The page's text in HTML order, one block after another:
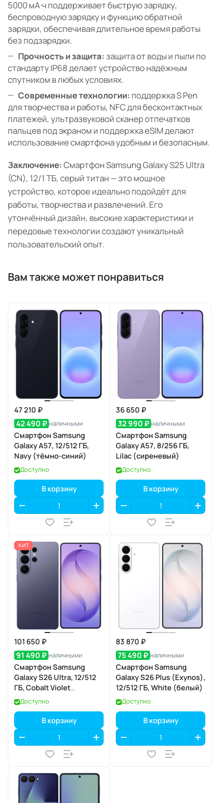
5000 мА·ч поддерживает быструю зарядку,
беспроводную зарядку и функцию обратной
зарядки, обеспечивая длительное время работы
без подзарядки.
Прочность и защита: защита от воды и пыли по
стандарту IP68 делает устройство надёжным
спутником в любых условиях.
Современные технологии: поддержка S Pen
для творчества и работы, NFC для бесконтактных
платежей, ультразвуковой сканер отпечатков
пальцев под экраном и поддержка eSIM делают
использование смартфона удобным и безопасным.
Заключение: Смартфон Samsung Galaxy S25 Ultra
(CN), 12/1 ТБ, серый титан — это мощное
устройство, которое идеально подойдёт для
работы, творчества и развлечений. Его
утончённый дизайн, высокие характеристики и
передовые технологии создают уникальный
пользовательский опыт.
Вам также может понравиться
47 210 ₽
42 490 ₽ наличными
Смартфон Samsung
Galaxy A57, 12/512 ГБ,
Navy (тёмно-синий)
Доступно
В корзину
36 650 ₽
32 990 ₽ наличными
Смартфон Samsung
Galaxy A57, 8/256 ГБ,
Lilac (сиреневый)
Доступно
В корзину
ХИТ
101 650 ₽
91 490 ₽ наличными
Смартфон Samsung
Galaxy S26 Ultra, 12/512
ГБ, Cobalt Violet
(кобальтовый
фиолетовый)
Доступно
В корзину
83 870 ₽
75 490 ₽ наличными
Смартфон Samsung
Galaxy S26 Plus (Exynos),
12/512 ГБ, White (белый)
Доступно
В корзину